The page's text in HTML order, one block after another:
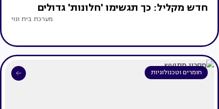
חדש מקליל: כך תגשימו 'חלונות' גדולים
מערכת בית ונוי
חומרים וטכנולוגיות